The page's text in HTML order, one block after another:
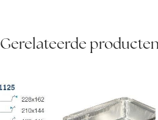
Gerelateerde